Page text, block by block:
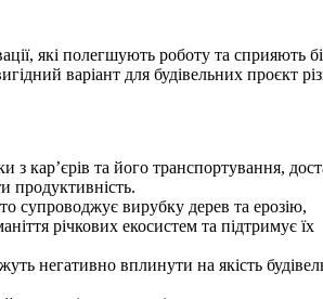
які полегшують роботу та сприяють
варіант для будівельних проєкт
кар’єрів та його транспортування,
продуктивність.
супроводжує вирубку дерев та ерозію,
річкових екосистем та підтримує їх
негативно вплинути на якість